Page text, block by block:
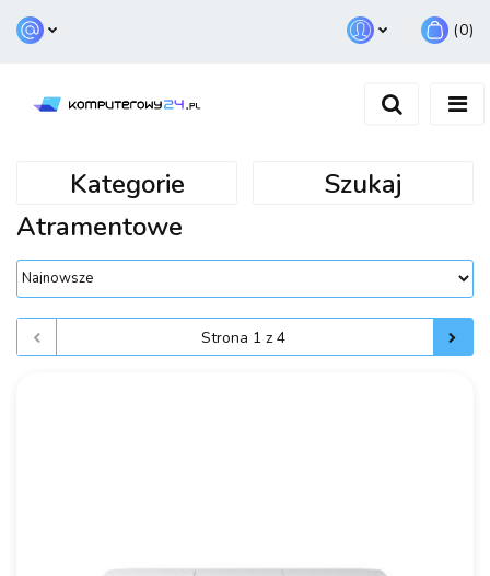
Zarejestruj się
(0)
Kategorie
Szukaj
Atramentowe